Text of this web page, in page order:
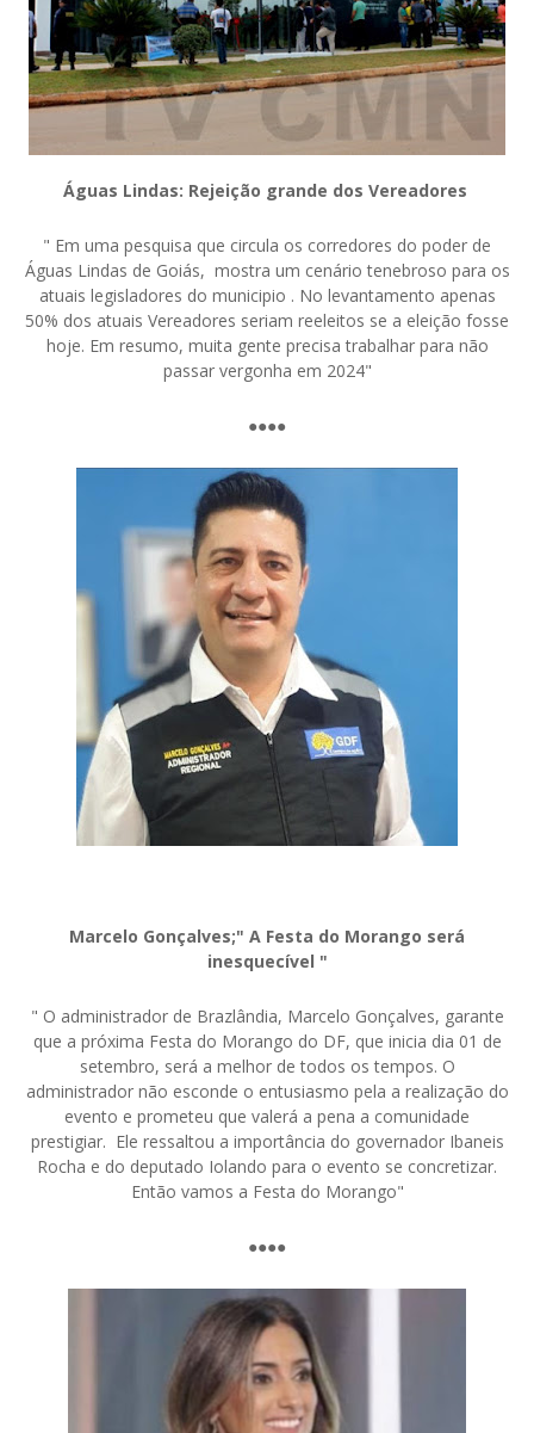
Águas Lindas: Rejeição grande dos Vereadores
" Em uma pesquisa que circula os corredores do poder de
Águas Lindas de Goiás, mostra um cenário tenebroso para os
atuais legisladores do municipio . No levantamento apenas
50% dos atuais Vereadores seriam reeleitos se a eleição fosse
hoje. Em resumo, muita gente precisa trabalhar para não
passar vergonha em 2024"
●●●●
Marcelo Gonçalves;" A Festa do Morango será
inesquecível "
" O administrador de Brazlândia, Marcelo Gonçalves, garante
que a próxima Festa do Morango do DF, que inicia dia 01 de
setembro, será a melhor de todos os tempos. O
administrador não esconde o entusiasmo pela a realização do
evento e prometeu que valerá a pena a comunidade
prestigiar. Ele ressaltou a importância do governador Ibaneis
Rocha e do deputado Iolando para o evento se concretizar.
Então vamos a Festa do Morango"
●●●●